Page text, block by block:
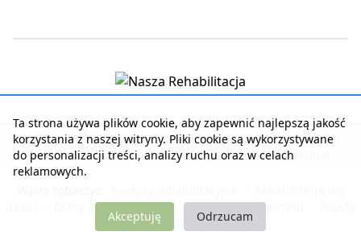
Strona główna | Kontakt z serwisem | Reklama w serwisie
Regulamin serwisu | Polityka prywatności | Logowanie
Domy Seniora i Opieki - Noclegi nad morzem
dla zdrowia
Ta strona używa plików cookie, aby zapewnić najlepszą jakość
korzystania z naszej witryny. Pliki cookie są wykorzystywane
do personalizacji treści, analizy ruchu oraz w celach
reklamowych.
Akceptuję Odrzucam